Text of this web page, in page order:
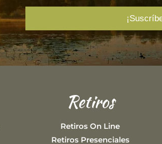
Retiros
Retiros On Line
Retiros Presenciales